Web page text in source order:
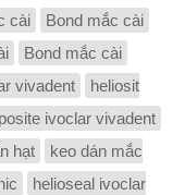
cài
Bond mắc cài
Bond mắc cài
vivadent
heliosit
ivoclar vivadent
hạt
keo dán mắc
helioseal ivoclar